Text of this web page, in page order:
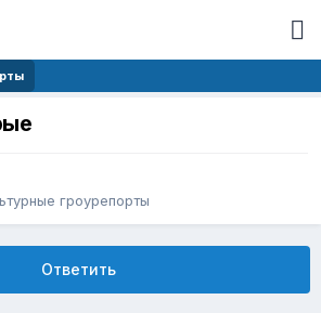
гроурепорты
Ответить